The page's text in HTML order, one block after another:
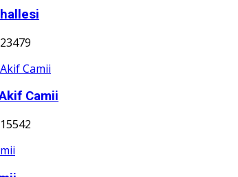
23479
Camii
15542